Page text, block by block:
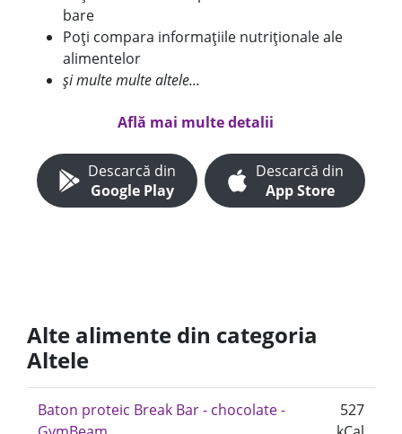
bare
Poți compara informațiile nutriționale ale
alimentelor
și multe multe altele...
Află mai multe detalii
Descarcă din
Google Play
Descarcă din
App Store
Alte alimente din categoria
Altele
Baton proteic Break Bar - chocolate -
527